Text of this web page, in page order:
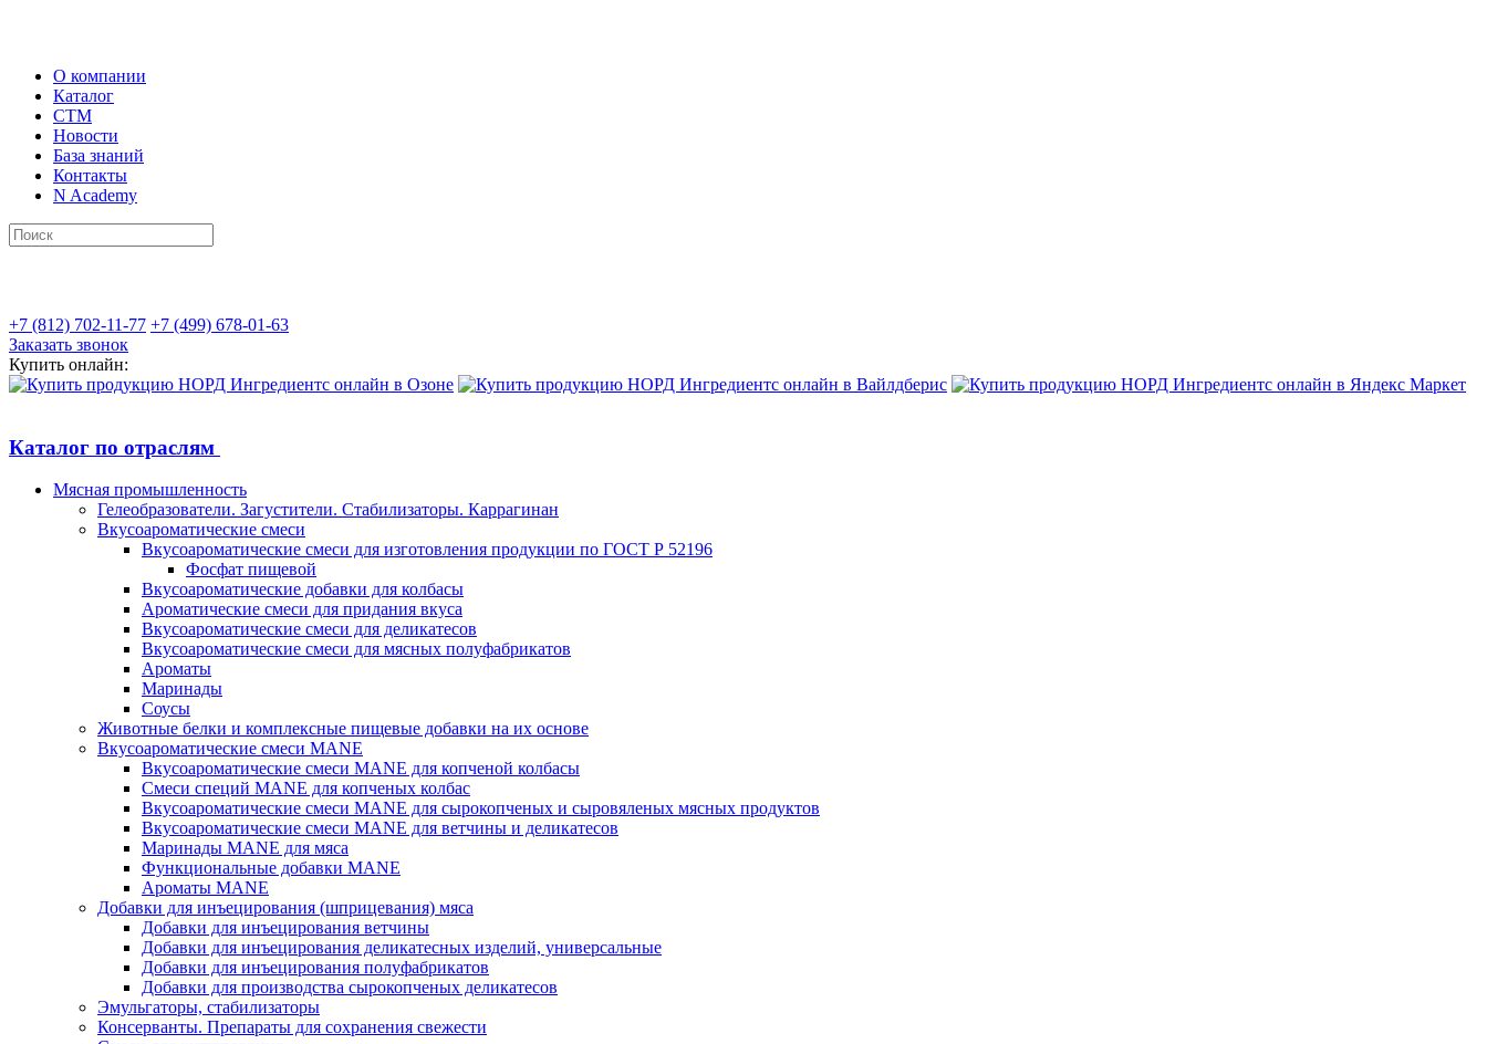
О компании
Каталог
СТМ
Новости
База знаний
Контакты
N Academy
+7 (812) 702-11-77 +7 (499) 678-01-63
Заказать звонок
Купить онлайн:
Каталог по отраслям
Мясная промышленность
Гелеобразователи. Загустители. Стабилизаторы. Каррагинан
Вкусоароматические смеси
Вкусоароматические смеси для изготовления продукции по ГОСТ Р 52196
Фосфат пищевой
Вкусоароматические добавки для колбасы
Ароматические смеси для придания вкуса
Вкусоароматические смеси для деликатесов
Вкусоароматические смеси для мясных полуфабрикатов
Ароматы
Маринады
Соусы
Животные белки и комплексные пищевые добавки на их основе
Вкусоароматические смеси MANE
Вкусоароматические смеси MANE для копченой колбасы
Смеси специй MANE для копченых колбас
Вкусоароматические смеси MANE для сырокопченых и сыровяленых мясных продуктов
Вкусоароматические смеси MANE для ветчины и деликатесов
Маринады MANE для мяса
Функциональные добавки MANE
Ароматы MANE
Добавки для инъецирования (шприцевания) мяса
Добавки для инъецирования ветчины
Добавки для инъецирования деликатесных изделий, универсальные
Добавки для инъецирования полуфабрикатов
Добавки для производства сырокопченых деликатесов
Эмульгаторы, стабилизаторы
Консерванты. Препараты для сохранения свежести